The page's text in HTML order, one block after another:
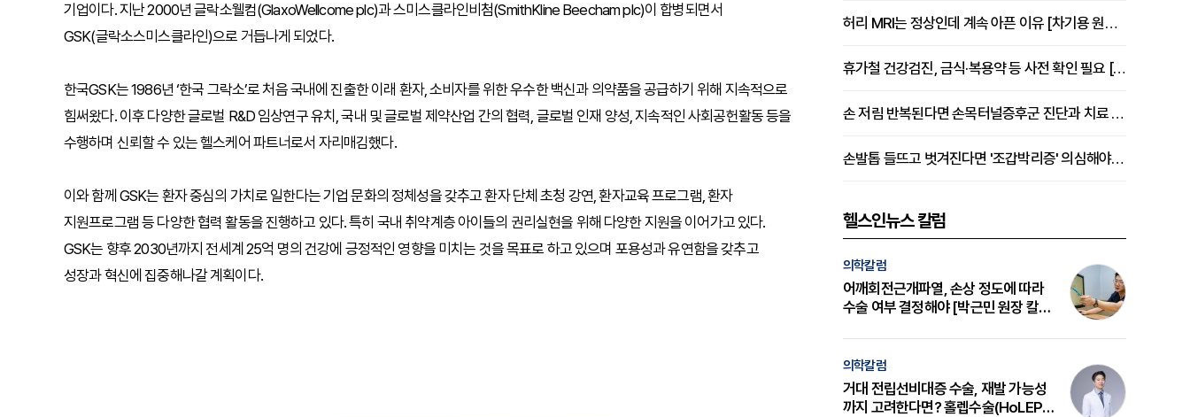
기업이다. 지난 2000년 글락소웰컴(GlaxoWellcome plc)과 스미스클라인비첨(SmithKline Beecham plc)이 합병되면서
GSK(글락소스미스클라인)으로 거듭나게 되었다.
한국GSK는 1986년 ‘한국 그락소’로 처음 국내에 진출한 이래 환자, 소비자를 위한 우수한 백신과 의약품을 공급하기 위해 지속적으로
힘써왔다. 이후 다양한 글로벌 R&D 임상연구 유치, 국내 및 글로벌 제약산업 간의 협력, 글로벌 인재 양성, 지속적인 사회공헌활동 등을
수행하며 신뢰할 수 있는 헬스케어 파트너로서 자리매김했다.
이와 함께 GSK는 환자 중심의 가치로 일한다는 기업 문화의 정체성을 갖추고 환자 단체 초청 강연, 환자교육 프로그램, 환자
지원프로그램 등 다양한 협력 활동을 진행하고 있다. 특히 국내 취약계층 아이들의 권리실현을 위해 다양한 지원을 이어가고 있다.
GSK는 향후 2030년까지 전세계 25억 명의 건강에 긍정적인 영향을 미치는 것을 목표로 하고 있으며 포용성과 유연함을 갖추고
성장과 혁신에 집중해나갈 계획이다.
허리 MRI는 정상인데 계속 아픈 이유 [차기용 원장 칼럼]
휴가철 건강검진, 금식·복용약 등 사전 확인 필요 [정도감 원장 칼럼]
손 저림 반복된다면 손목터널증후군 진단과 치료 시기 살펴야 [김동현 원장 칼럼]
손발톱 들뜨고 벗겨진다면 '조갑박리증' 의심해야 [김철윤 원장 칼럼]
헬스인뉴스 칼럼
의학칼럼
어깨회전근개파열, 손상 정도에 따라
수술 여부 결정해야 [박근민 원장 칼
의학칼럼
거대 전립선비대증 수술, 재발 가능성
까지 고려한다면? 홀렙수술(HoLEP)